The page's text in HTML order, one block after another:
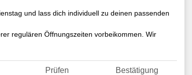
und lass dich individuell zu deinen passenden
regulären Öffnungszeiten vorbeikommen. Wir
Prüfen Bestätigung